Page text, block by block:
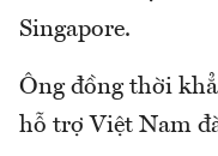
Singapore.
Ông đồng thời
hỗ trợ Việt Nam